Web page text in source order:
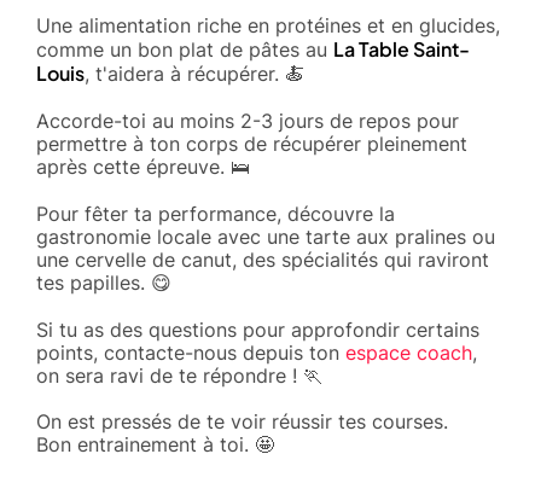
Une alimentation riche en protéines et en glucides,
comme un bon plat de pâtes au La Table Saint-
Louis, t'aidera à récupérer. 🍝
Accorde-toi au moins 2-3 jours de repos pour
permettre à ton corps de récupérer pleinement
après cette épreuve. 🛌
Pour fêter ta performance, découvre la
gastronomie locale avec une tarte aux pralines ou
une cervelle de canut, des spécialités qui raviront
tes papilles. 😋
Si tu as des questions pour approfondir certains
points, contacte-nous depuis ton espace coach,
on sera ravi de te répondre ! 🏃
On est pressés de te voir réussir tes courses.
Bon entrainement à toi. 🤩